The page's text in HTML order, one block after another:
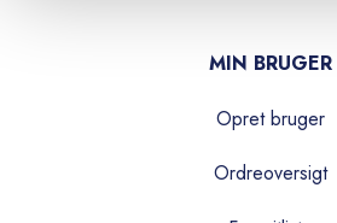
MIN BRUGER
Opret bruger
Ordreoversigt